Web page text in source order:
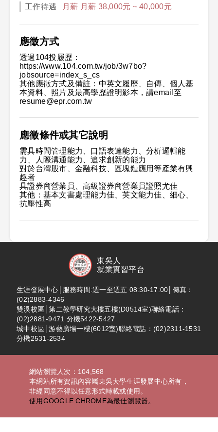
工作待遇 月薪 月薪 38,000元 ~ 40,000元
應徵方式
透過104投履歷：
https://www.104.com.tw/job/3w7bo?
jobsource=index_s_cs
其他應徵方式及備註：中英文履歷、自傳、個人基
本資料、照片及最高學歷證明影本，請email至
resume@epr.com.tw
應徵條件或其它說明
需具時間管理能力、口語表達能力、分析邏輯能
力、人際溝通能力、追求創新的能力
對於台灣股市、金融科技、區塊鏈應用等產業有興
趣者
具證券商營業員、高級證券商營業員證照尤佳
其他：基本文書處理能力佳、英文能力佳、細心、
抗壓性高
東吳人
就業實習平台
生涯發展中心│服務時間:週一至週五 08:30-17:00│傳真：
(02)2883-4346
雙溪校區│第二教學研究大樓五樓(D0514室)聯絡電話：
(02)2881-9471 分機5422-5427
城中校區│游藝廣場一樓(6012室)聯絡電話：(02)2311-1531
分機2531-2534
網站瀏覽人次：104,568
本網站所有資訊內容屬東吳大學生涯發展中心所有，
非經同意不得以任意形式轉載或使用。
使用GOOGLE CHROME為最佳瀏覽器。